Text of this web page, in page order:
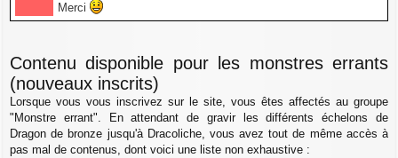
Merci
Contenu disponible pour les monstres errants
(nouveaux inscrits)
Lorsque vous vous inscrivez sur le site, vous êtes affectés au groupe
"Monstre errant". En attendant de gravir les différents échelons de
Dragon de bronze jusqu'à Dracoliche, vous avez tout de même accès à
pas mal de contenus, dont voici une liste non exhaustive :